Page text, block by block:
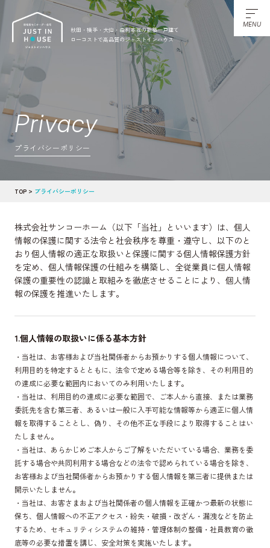
MENU
秋田・横手・大仙・由利本荘の新築一戸建て
ローコストで高品質のジャストインハウス
Privacy
プライバシーポリシー
TOP プライバシーポリシー
株式会社サンコーホーム（以下「当社」といいます）は、個人
情報の保護に関する法令と社会秩序を尊重・遵守し、以下のと
おり個人情報の適正な取扱いと保護に関する個人情報保護方針
を定め、個人情報保護の仕組みを構築し、全従業員に個人情報
保護の重要性の認識と取組みを徹底させることにより、個人情
報の保護を推進いたします。
1.個人情報の取扱いに係る基本方針
・当社は、お客様および当社関係者からお預かりする個人情報について、
利用目的を特定するとともに、法令で定める場合等を除き、その利用目的
の達成に必要な範囲内においてのみ利用いたします。
・当社は、利用目的の達成に必要な範囲で、ご本人から直接、または業務
委託先を含む第三者、あるいは一般に入手可能な情報等から適正に個人情
報を取得することとし、偽り、その他不正な手段により取得することはい
たしません。
・当社は、あらかじめご本人からご了解をいただいている場合、業務を委
託する場合や共同利用する場合などの法令で認められている場合を除き、
お客様および当社関係者からお預かりする個人情報を第三者に提供または
開示いたしません。
・当社は、お客さまおよび当社関係者の個人情報を正確かつ最新の状態に
保ち、個人情報への不正アクセス・紛失・破損・改ざん・漏洩などを防止
するため、セキュリティシステムの維持・管理体制の整備・社員教育の徹
底等の必要な措置を講じ、安全対策を実施いたします。